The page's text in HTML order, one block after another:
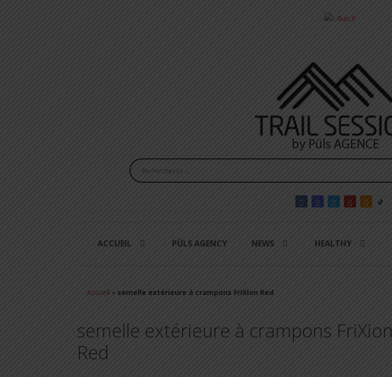
ACCUEIL PÜLS AGENCY NEWS HEALTHY
Accueil » semelle extérieure à crampons FriXion Red
semelle extérieure à crampons FriXion
Red